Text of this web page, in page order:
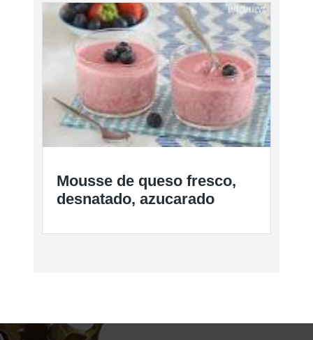
Mousse de queso fresco,
desnatado, azucarado